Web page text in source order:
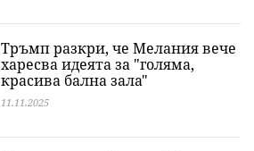
Тръмп разкри, че Мелания вече
харесва идеята за "голяма,
красива бална зала"
11.11.2025